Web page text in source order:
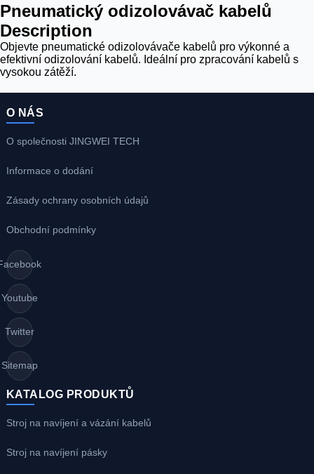
Pneumatický odizolovávač kabelů
Description
Objevte pneumatické odizolovávače kabelů pro výkonné a
efektivní odizolování kabelů. Ideální pro zpracování kabelů s
vysokou zátěží.
O NÁS
O společnosti JINGWEI TECH
Informace o dodání
Zásady ochrany osobních údajů
Obchodní podmínky
Youtube
Twitter
Sitemap
KATALOG PRODUKTŮ
Stroj na navíjení a vázání kabelů
Stroj na navíjení pásky